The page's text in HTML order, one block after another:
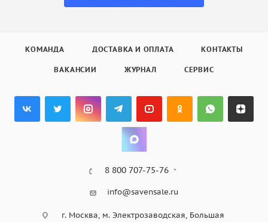
КОМАНДА ДОСТАВКА И ОПЛАТА КОНТАКТЫ
ВАКАНСИИ ЖУРНАЛ СЕРВИС
8 800 707-75-76
info@savensale.ru
г. Москва, м. Электрозаводская, Большая